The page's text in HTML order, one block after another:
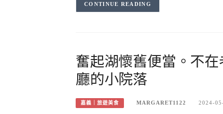
CONTINUE READING
奮起湖懷舊便當。不
廳的小院落
嘉義｜旅遊美食 MARGARET1122 2024-